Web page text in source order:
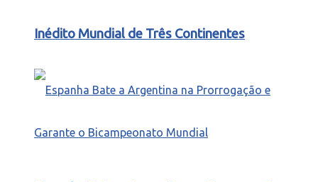
Inédito Mundial de Três Continentes